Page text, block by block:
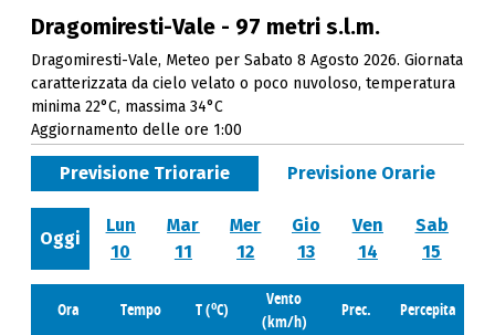
Dragomiresti-Vale - 97 metri s.l.m.
Dragomiresti-Vale, Meteo per Sabato 8 Agosto 2026. Giornata
caratterizzata da cielo velato o poco nuvoloso, temperatura
minima 22°C, massima 34°C
Aggiornamento delle ore 1:00
Previsione Triorarie Previsione Orarie
Oggi
Lun
10
Mar
11
Mer
12
Gio
13
Ven
14
Sab
15
Ora Tempo T (oC)
Vento
(km/h)
Prec. Percepita